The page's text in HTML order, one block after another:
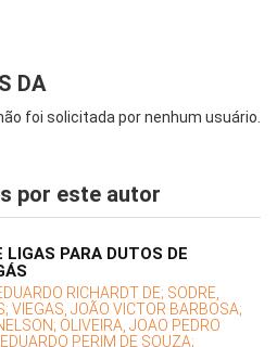
DA
foi solicitada por nenhum usuário.
por este autor
LIGAS PARA DUTOS DE
RICHARDT DE; SODRE,
VIEGAS, JOÃO VICTOR BARBOSA;
OLIVEIRA, JOAO PEDRO
PERIM DE SOUZA;